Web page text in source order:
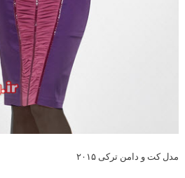
مدل کت و دامن ترکی ۲۰۱۵